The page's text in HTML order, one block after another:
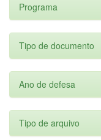
Programa
Tipo de documento
Ano de defesa
Tipo de arquivo